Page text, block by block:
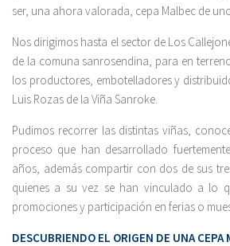
ser, una ahora valorada, cepa Malbec de
Nos dirigimos hasta el sector de Los
de la comuna sanrosendina, para en
los productores, embotelladores y
Luis Rozas de la Viña Sanroke.
Pudimos recorrer las distintas viñas,
proceso que han desarrollado
años, además compartir con dos de sus
quienes a su vez se han vinculado a lo
promociones y participación en ferias o
DESCUBRIENDO EL ORIGEN DE UNA CEPA